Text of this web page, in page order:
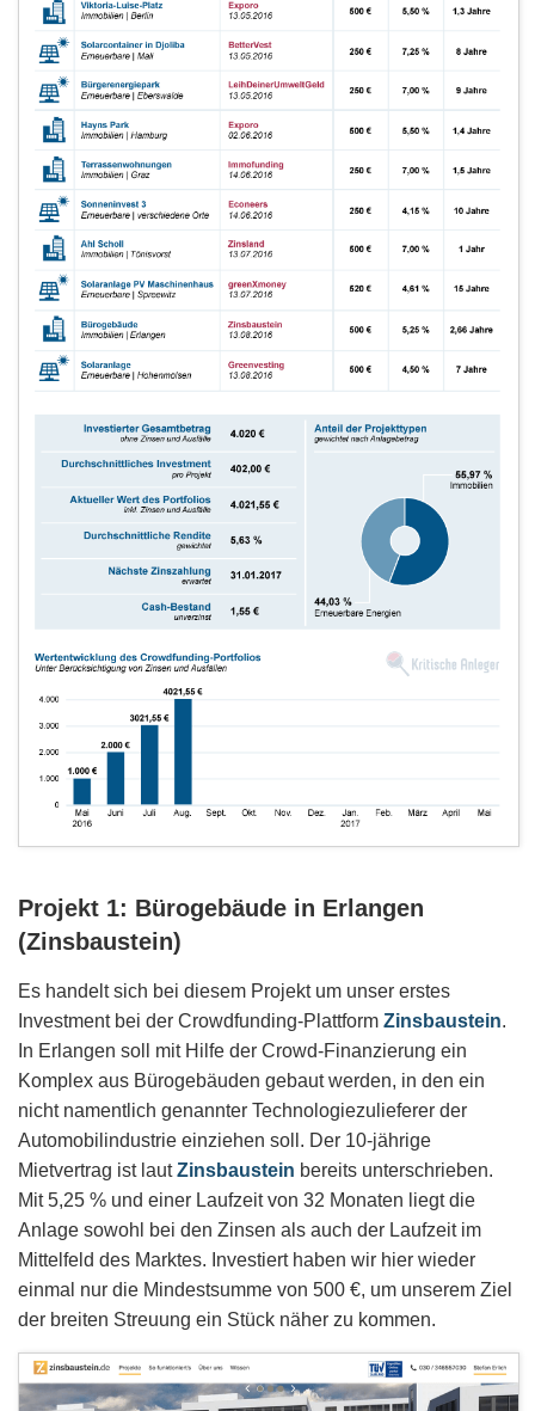
Projekt 1: Bürogebäude in Erlangen
(Zinsbaustein)
Es handelt sich bei diesem Projekt um unser erstes
Investment bei der Crowdfunding-Plattform Zinsbaustein.
In Erlangen soll mit Hilfe der Crowd-Finanzierung ein
Komplex aus Bürogebäuden gebaut werden, in den ein
nicht namentlich genannter Technologiezulieferer der
Automobilindustrie einziehen soll. Der 10-jährige
Mietvertrag ist lautZinsbaustein bereits unterschrieben.
Mit 5,25 % und einer Laufzeit von 32 Monaten liegt die
Anlage sowohl bei den Zinsen als auch der Laufzeit im
Mittelfeld des Marktes. Investiert haben wir hier wieder
einmal nur die Mindestsumme von 500 €, um unserem Ziel
der breiten Streuung ein Stück näher zu kommen.